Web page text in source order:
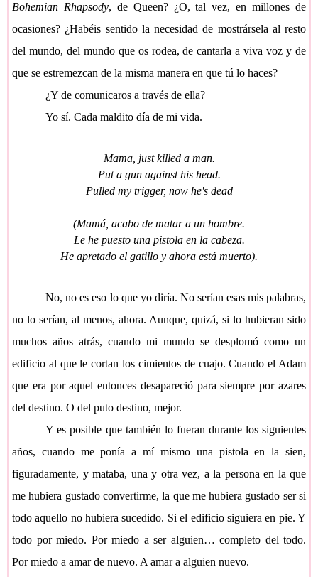
Bohemian Rhapsody, de Queen? ¿O, tal vez, en millones de
ocasiones? ¿Habéis sentido la necesidad de mostrársela al resto
del mundo, del mundo que os rodea, de cantarla a viva voz y de
que se estremezcan de la misma manera en que tú lo haces?
¿Y de comunicaros a través de ella?
Yo sí. Cada maldito día de mi vida.
Mama, just killed a man.
Put a gun against his head.
Pulled my trigger, now he's dead
(Mamá, acabo de matar a un hombre.
Le he puesto una pistola en la cabeza.
He apretado el gatillo y ahora está muerto).
No, no es eso lo que yo diría. No serían esas mis palabras,
no lo serían, al menos, ahora. Aunque, quizá, si lo hubieran sido
muchos años atrás, cuando mi mundo se desplomó como un
edificio al que le cortan los cimientos de cuajo. Cuando el Adam
que era por aquel entonces desapareció para siempre por azares
del destino. O del puto destino, mejor.
Y es posible que también lo fueran durante los siguientes
años, cuando me ponía a mí mismo una pistola en la sien,
figuradamente, y mataba, una y otra vez, a la persona en la que
me hubiera gustado convertirme, la que me hubiera gustado ser si
todo aquello no hubiera sucedido. Si el edificio siguiera en pie. Y
todo por miedo. Por miedo a ser alguien… completo del todo.
Por miedo a amar de nuevo. A amar a alguien nuevo.